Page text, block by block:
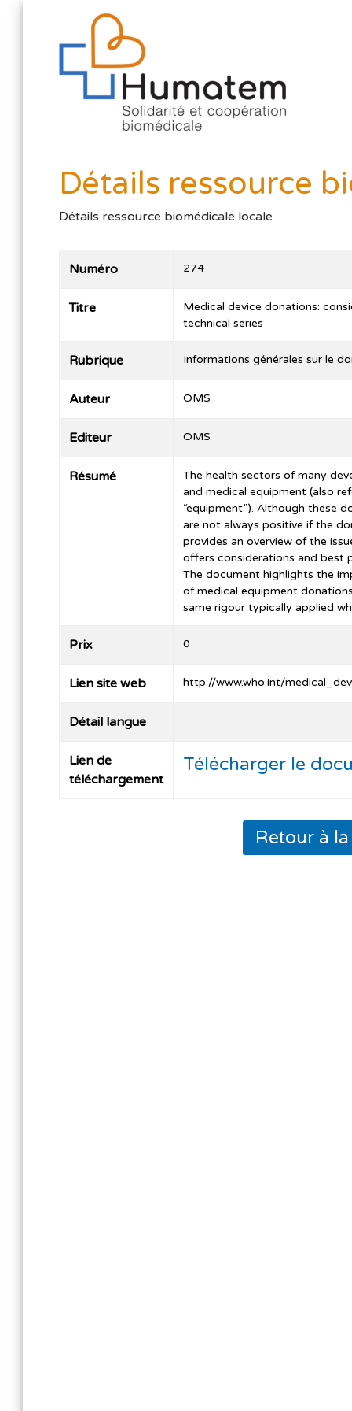
Détails ressource
Détails ressource biomédicale locale
Numéro 274
Titre
Medical device donations:
technical series
Rubrique Informations générales sur le
Auteur OMS
Editeur OMS
Résumé
The health sectors of many
and medical equipment (also
“equipment”). Although these
are not always positive if the
provides an overview of the
offers considerations and best
The document highlights the
of medical equipment
same rigour typically applied
Prix 0
Lien site web http://www.who.int/
Détail langue
Lien de
téléchargement
Télécharger le
Retour à